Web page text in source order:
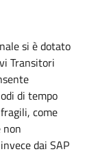
si è dotato
Transitori
di tempo
come
non
dai SAP